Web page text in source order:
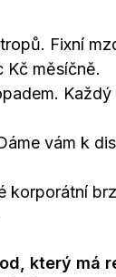
Fixní
Kč měsíčně.
vám k
korporátní
který má